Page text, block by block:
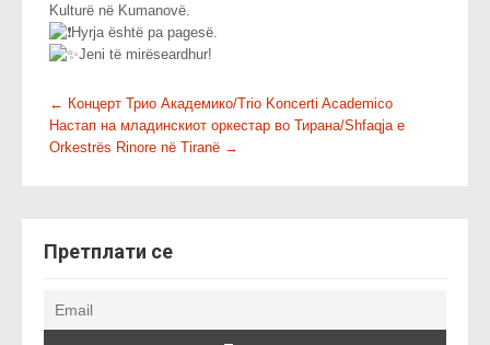
Kulturë në Kumanovë.
Hyrja është pa pagesë.
Jeni të mirëseardhur!
P
o
s
a
v
g
← Концерт Трио Академико/Trio Koncerti Academico
Настап на младинскиот оркестар во Тирана/Shfaqja e
Orkestrës Rinore në Tiranë →
Претплати се